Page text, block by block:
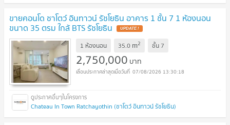
ขายคอนโด ชาโตว์ อินทาวน์ รัชโยธิน อาคาร 1 ชั้น 7 1 ห้องนอน
ขนาด 35 ตรม ใกล้ BTS รัชโยธิน UPDATE !
1 ห้องนอน 35.0 m2 ชั้น 7
2,750,000 บาท
07/08/2026 13:30:18
Chateau In Town Ratchayothin (ชาโตว์ อินทาวน์ รัชโยธิน)